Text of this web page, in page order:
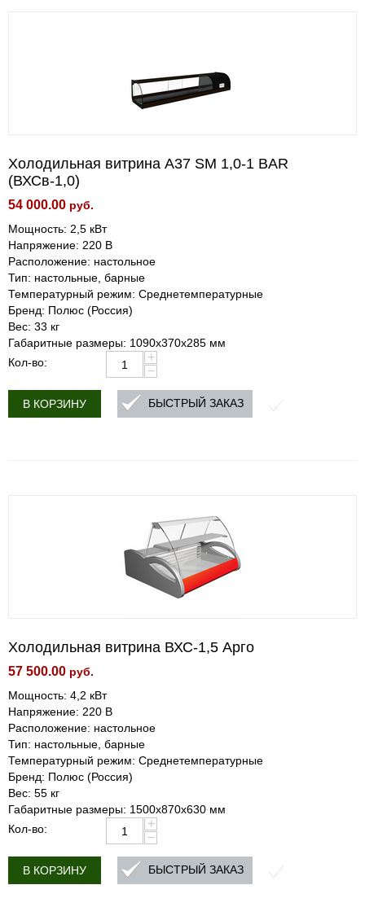
Холодильная витрина A37 SM 1,0-1 BAR
(ВХСв-1,0)
54 000.00 руб.
Мощность: 2,5 кВт
Напряжение: 220 В
Расположение: настольное
Тип: настольные, барные
Температурный режим: Среднетемпературные
Бренд: Полюс (Россия)
Вес: 33 кг
Габаритные размеры: 1090х370х285 мм
Кол-во:
+
−
В КОРЗИНУ БЫСТРЫЙ ЗАКАЗ
Холодильная витрина ВХС-1,5 Арго
57 500.00 руб.
Мощность: 4,2 кВт
Напряжение: 220 В
Расположение: настольное
Тип: настольные, барные
Температурный режим: Среднетемпературные
Бренд: Полюс (Россия)
Вес: 55 кг
Габаритные размеры: 1500х870х630 мм
Кол-во:
+
−
В КОРЗИНУ БЫСТРЫЙ ЗАКАЗ